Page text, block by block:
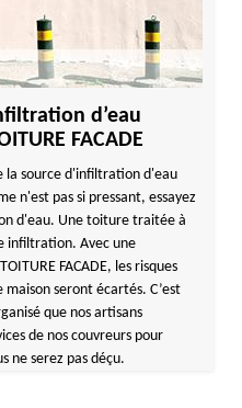
d’eau
FACADE
la source d'infiltration d'eau
n'est pas si pressant, essayez
d'eau. Une toiture traitée à
infiltration. Avec une
FACADE, les risques
seront écartés. C’est
que nos artisans
de nos couvreurs pour
ne serez pas déçu.